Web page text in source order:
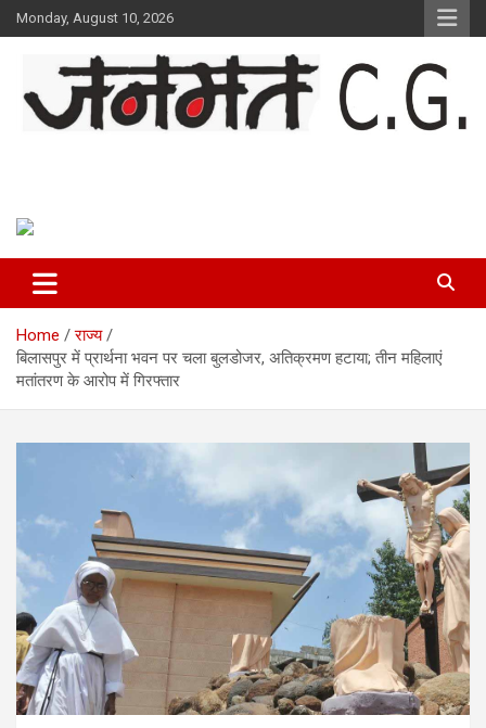
Skip
to
Monday, August 10, 2026
Home
राज्य
बिलासपुर में प्रार्थना भवन पर चला बुलडोजर, अतिक्रमण हटाया; तीन महिलाएं
मतांतरण के आरोप में गिरफ्तार